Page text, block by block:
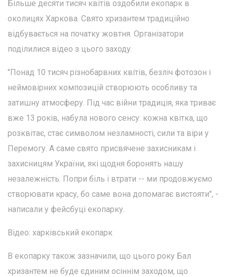
Більше десяти тисяч квітів оздобили екопарк в
околицях Харкова. Свято хризантем традиційно
відбувається на початку жовтня. Організатори
поділилися відео з цього заходу.
"Понад 10 тисяч різнобарвних квітів, безліч фотозон і
неймовірних композицій створюють особливу та
затишну атмосферу. Під час війни традиція, яка триває
вже 13 років, набула нового сенсу: кожна квітка, що
розквітає, стає символом незламності, сили та віри у
Перемогу. А саме свято присвячене захисникам і
захисницям України, які щодня боронять нашу
незалежність. Попри біль і втрати -- ми продовжуємо
створювати красу, бо саме вона допомагає вистояти", -
написали у фейсбуці екопарку.
Відео: харківський екопарк
В екопарку також зазначили, що цього року Бал
хризантем не буде єдиним осіннім заходом, що